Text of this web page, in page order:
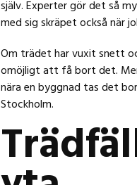
själv. Experter gör det så
med sig skräpet också när
Om trädet har vuxit snett
omöjligt att få bort det.
nära en byggnad tas det
Stockholm.